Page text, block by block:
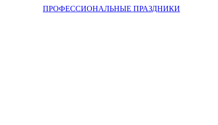
ПРОФЕССИОНАЛЬНЫЕ ПРАЗДНИКИ